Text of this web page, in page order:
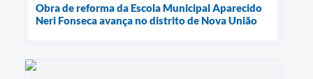
Obra de reforma da Escola Municipal Aparecido
Neri Fonseca avança no distrito de Nova União